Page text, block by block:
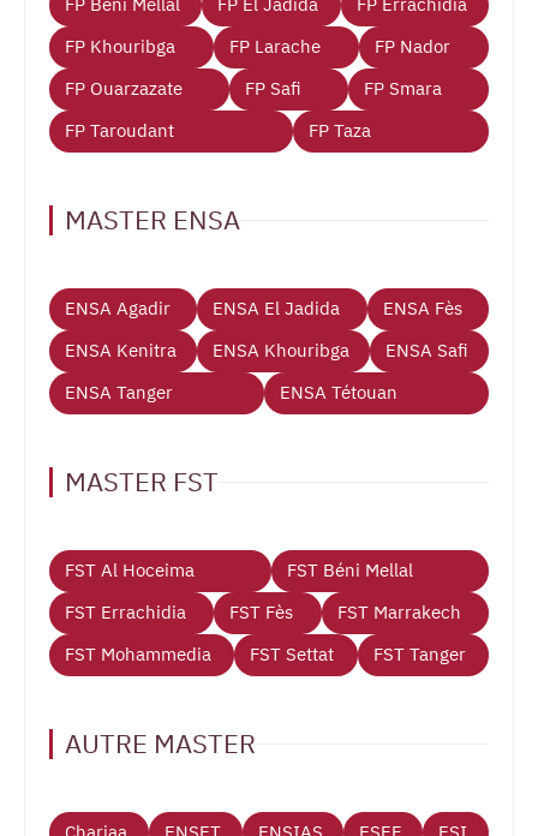
FP Khouribga
FP Larache
FP Nador
FP Ouarzazate
FP Safi
FP Smara
FP Taroudant
FP Taza
MASTER ENSA
ENSA Agadir ENSA El Jadida
ENSA Fès
ENSA Kenitra
ENSA Khouribga
ENSA Safi
ENSA Tanger
ENSA Tétouan
MASTER FST
FST Al Hoceima
FST Béni Mellal
FST Errachidia
FST Fès
FST Marrakech
FST Mohammedia
FST Settat FST Tanger
AUTRE MASTER